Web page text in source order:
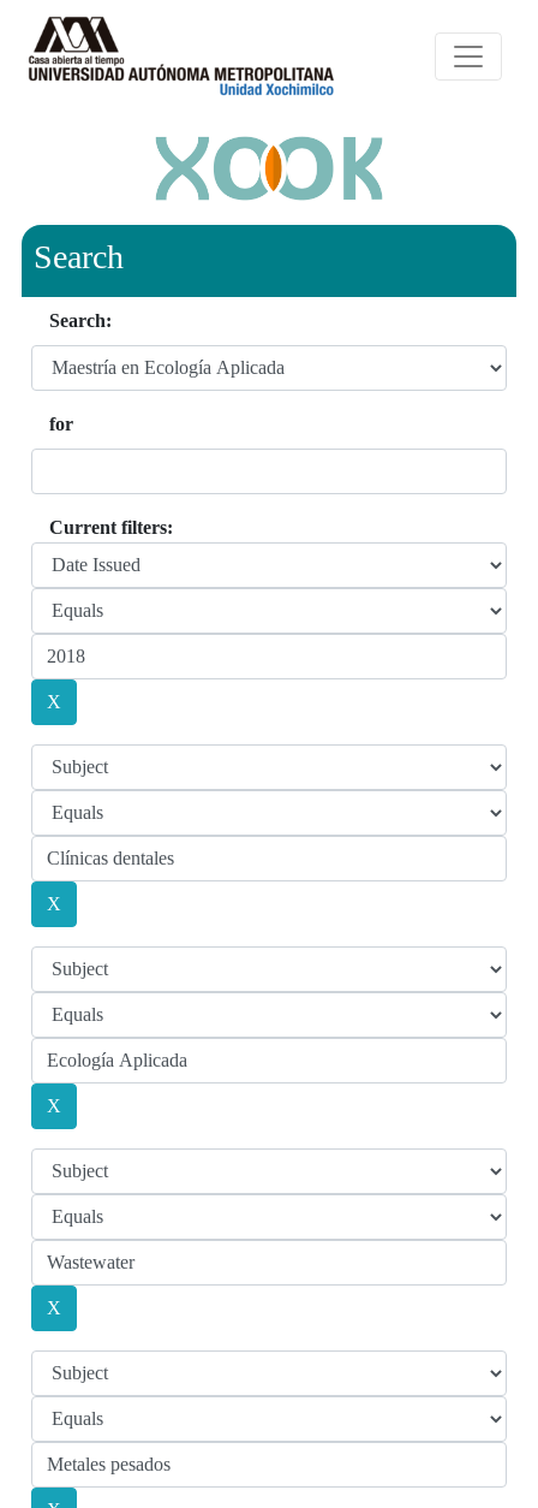
Search
Search:
for
Current filters: